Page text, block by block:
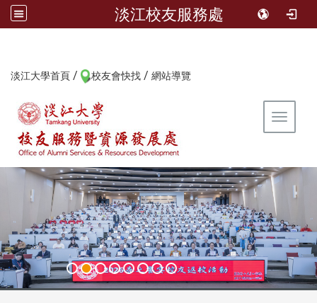
淡江校友服務處
淡江大學首頁 / 校友會快找 / 網站導覽
Toggle